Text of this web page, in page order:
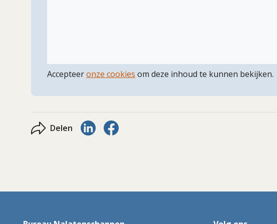
Accepteeronze cookies om deze inhoud te kunnen bekijken.
Delen Delen via LinkedIn
Delen via Facebook